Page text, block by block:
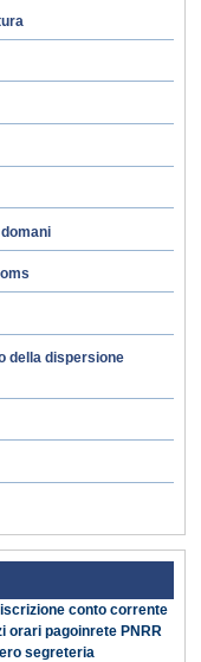
della dispersione
conto corrente
orari pagoinrete PNRR
segreteria